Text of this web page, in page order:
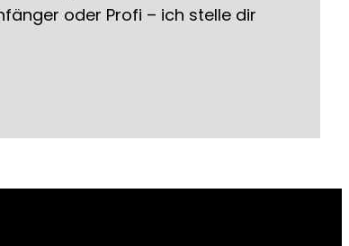
oder Profi – ich stelle dir